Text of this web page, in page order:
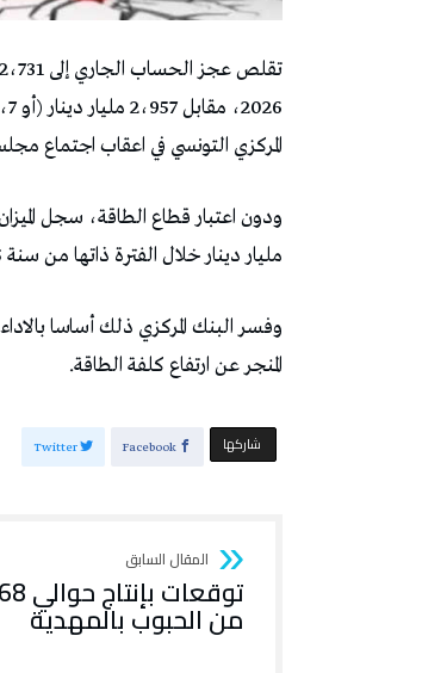
المركزي التونسي في اعقاب اجتماع مجلس ادارته
مليار دينار خلال الفترة ذاتها من سنة 2025.
وفسر البنك المركزي ذلك أساسا
المنجر عن ارتفاع كلفة الطاقة.
‫‫ شاركها‬ Facebook
Twitter
من الحبوب بالمهدية